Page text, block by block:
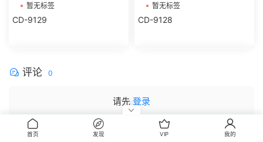
暂无标签
CD-9129
暂无标签
CD-9128
评论 0
请先 登录
首页 发现 VIP 我的